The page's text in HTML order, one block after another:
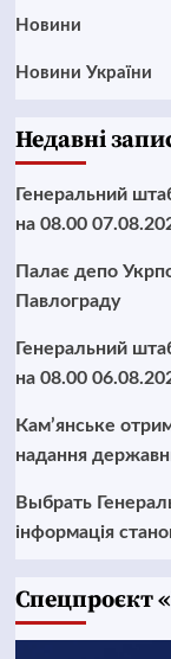
Новини
Новини України
Недавні
Генеральний
на 08.00
Палає депо
Павлограду
Генеральний
на 08.00
Кам’янське
надання
Выбрать
інформація
Cпецпроєкт